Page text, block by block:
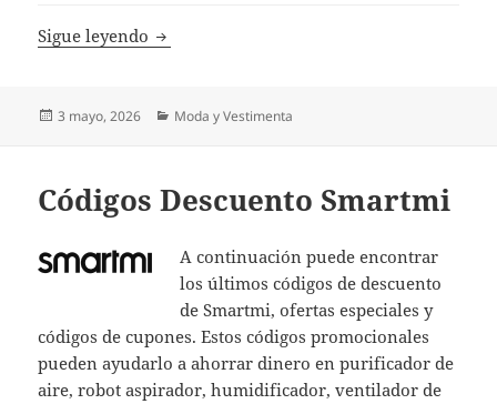
Sigue leyendo Códigos Descuento Micas
Publicado
3 mayo, 2026 Categorías
Moda y Vestimenta
Códigos Descuento Smartmi
A continuación puede encontrar
los últimos códigos de descuento
de Smartmi, ofertas especiales y
códigos de cupones. Estos códigos promocionales
pueden ayudarlo a ahorrar dinero en purificador de
aire, robot aspirador, humidificador, ventilador de